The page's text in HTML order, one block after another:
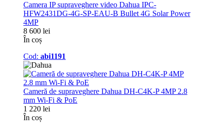
Camera IP supraveghere video Dahua IPC-
HFW2431DG-4G-SP-EAU-B Bullet 4G Solar Power
4MP
8 600 lei
În coș
Cod: abi1191
Cameră de supraveghere Dahua DH-C4K-P 4MP 2.8
mm Wi-Fi & PoE
1 220 lei
În coș